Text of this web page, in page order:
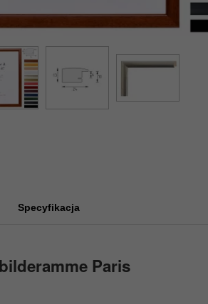
Specyfikacja
Paris